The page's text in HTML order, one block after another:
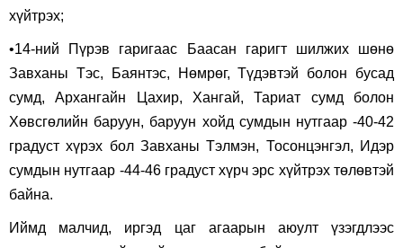
хүйтрэх;
•14-ний Пүрэв гаригаас Баасан гаригт шилжих шөнө
Завханы Тэс, Баянтэс, Нөмрөг, Түдэвтэй болон бусад
сумд, Архангайн Цахир, Хангай, Тариат сумд болон
Хөвсгөлийн баруун, баруун хойд сумдын нутгаар -40-42
градуст хүрэх бол Завханы Тэлмэн, Тосонцэнгэл, Идэр
сумдын нутгаар -44-46 градуст хүрч эрс хүйтрэх төлөвтэй
байна.
Иймд малчид, иргэд цаг агаарын аюулт үзэгдлээс